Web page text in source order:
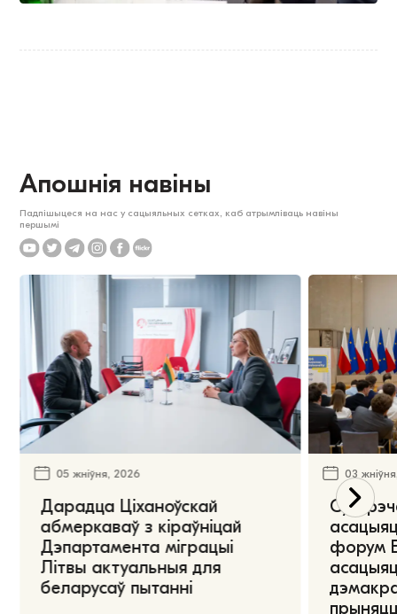
Апошнія навіны
Падпішыцеся на нас у сацыяльных сетках, каб атрымліваць навіны
першымі
05 жніўня, 2026
Дарадца Ціханоўскай
абмеркаваў з кіраўніцай
Дэпартамента міграцыі
Літвы актуальныя для
беларусаў пытанні
03
форум